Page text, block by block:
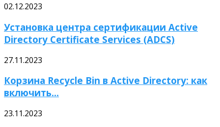
02.12.2023
Установка центра сертификации Active
Directory Certificate Services (ADCS)
27.11.2023
Корзина Recycle Bin в Active Directory: как
включить...
23.11.2023